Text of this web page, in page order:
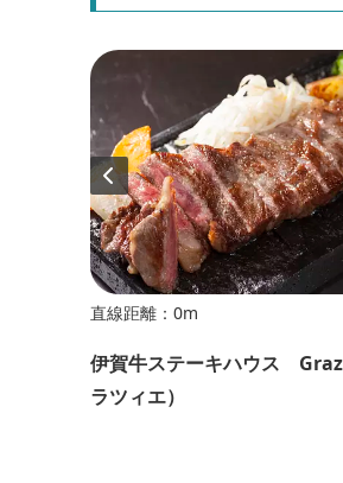
直線距離：0m
伊賀牛ステーキハウス
ラツィエ）